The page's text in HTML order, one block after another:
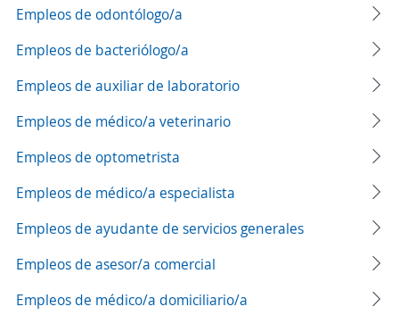
Empleos de odontólogo/a
Empleos de bacteriólogo/a
Empleos de auxiliar de laboratorio
Empleos de médico/a veterinario
Empleos de optometrista
Empleos de médico/a especialista
Empleos de ayudante de servicios generales
Empleos de asesor/a comercial
Empleos de médico/a domiciliario/a